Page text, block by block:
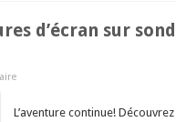
d’écran sur
L’aventure continue!